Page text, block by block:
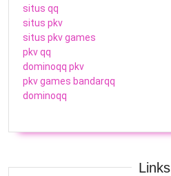
situs qq
situs pkv
situs pkv games
pkv qq
dominoqq pkv
pkv games bandarqq
dominoqq
Links